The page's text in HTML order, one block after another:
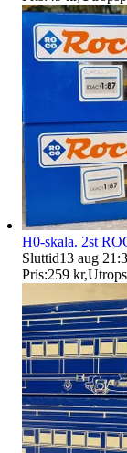
H0-skala. 2st
Sluttid13 aug
Pris:259 kr,